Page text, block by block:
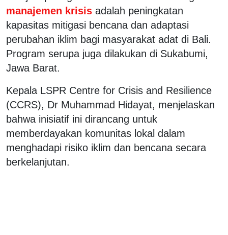
manajemen krisis adalah peningkatan
kapasitas mitigasi bencana dan adaptasi
perubahan iklim bagi masyarakat adat di Bali.
Program serupa juga dilakukan di Sukabumi,
Jawa Barat.
Kepala LSPR Centre for Crisis and Resilience
(CCRS), Dr Muhammad Hidayat, menjelaskan
bahwa inisiatif ini dirancang untuk
memberdayakan komunitas lokal dalam
menghadapi risiko iklim dan bencana secara
berkelanjutan.